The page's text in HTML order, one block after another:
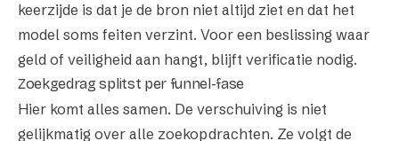
keerzijde is dat je de bron niet altijd ziet en dat het
model soms feiten verzint. Voor een beslissing waar
geld of veiligheid aan hangt, blijft verificatie nodig.
Zoekgedrag splitst per funnel-fase
Hier komt alles samen. De verschuiving is niet
gelijkmatig over alle zoekopdrachten. Ze volgt de